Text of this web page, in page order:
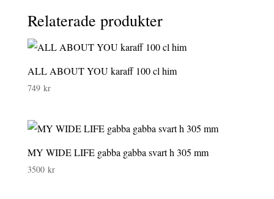
Relaterade produkter
ALL ABOUT YOU karaff 100 cl him
749 kr
MY WIDE LIFE gabba gabba svart h 305 mm
3500 kr